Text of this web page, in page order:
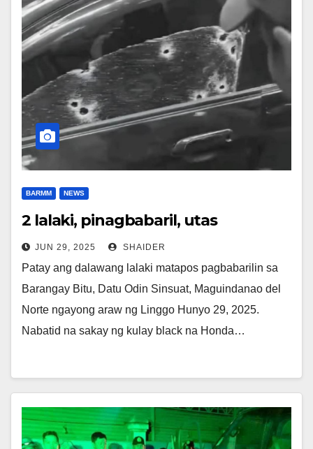
BARMM NEWS
2 lalaki, pinagbabaril, utas
JUN 29, 2025 SHAIDER
Patay ang dalawang lalaki matapos pagbabarilin sa
Barangay Bitu, Datu Odin Sinsuat, Maguindanao del
Norte ngayong araw ng Linggo Hunyo 29, 2025.
Nabatid na sakay ng kulay black na Honda…